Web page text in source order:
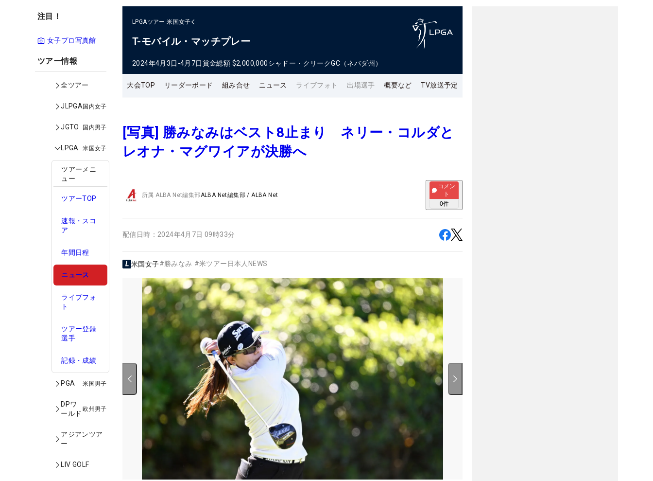
注目！
女子プロ写真館
ツアー情報
全ツアー
JLPGA国内女子
JGTO 国内男子
LPGA 米国女子
ツアーメニ
ュー
ツアーTOP
速報・スコ
ア
年間日程
ニュース
ライブフォ
ト
ツアー登録
選手
記録・成績
PGA 米国男子
DPワ
ールド
欧州男子
アジアンツア
ー
LIV GOLF
LPGAツアー 米国女子
T-モバイル・マッチプレー
2024年4月3日-4月7日賞金総額 $2,000,000シャドー・クリークGC（ネバダ州）
大会TOP リーダーボード 組み合せ ニュース ライブフォト 出場選手 概要など TV放送予定
[写真] 勝みなみはベスト8止まり ネリー・コルダと
レオナ・マグワイアが決勝へ
所属ALBA Net編集部ALBA Net編集部 /ALBA Net
コメン
ト
0件
配信日時： 2024年4月7日 09時33分
米国女子#勝みなみ #米ツアー日本人NEWS